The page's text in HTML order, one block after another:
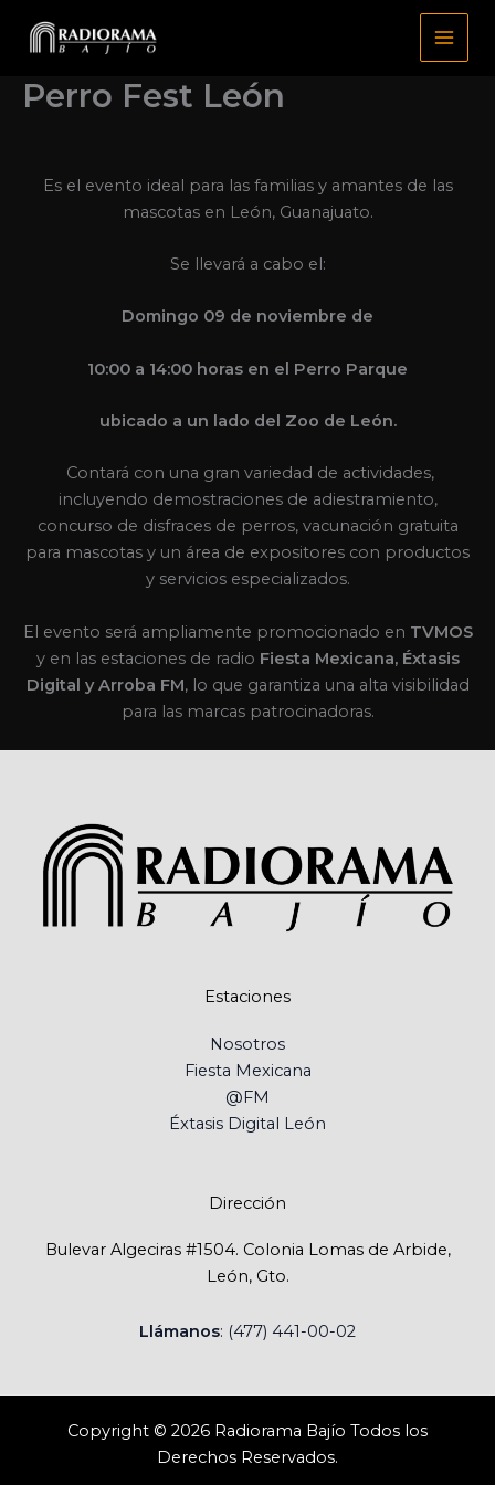
Main
Perro Fest León
Es el evento ideal para las familias y amantes de las
mascotas en León, Guanajuato.
Se llevará a cabo el:
Domingo 09 de noviembre de
10:00 a 14:00 horas en el Perro Parque
ubicado a un lado del Zoo de León.
Contará con una gran variedad de actividades,
incluyendo demostraciones de adiestramiento,
concurso de disfraces de perros, vacunación gratuita
para mascotas y un área de expositores con productos
y servicios especializados.
El evento será ampliamente promocionado en TVMOS
y en las estaciones de radio Fiesta Mexicana, Éxtasis
Digital y Arroba FM, lo que garantiza una alta visibilidad
para las marcas patrocinadoras.
Estaciones
Nosotros
Fiesta Mexicana
@FM
Éxtasis Digital León
Dirección
Bulevar Algeciras #1504. Colonia Lomas de Arbide,
León, Gto.
Llámanos: (477) 441-00-02
Copyright © 2026 Radiorama Bajío Todos los
Derechos Reservados.